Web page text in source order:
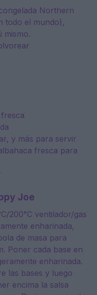
Northern
todo el mundo),
mismo.
y más para servir
fresca para
Joe
200°C ventilador/gas
enharinada,
de masa para
Poner cada base en
enharinada.
las bases y luego
encima la salsa